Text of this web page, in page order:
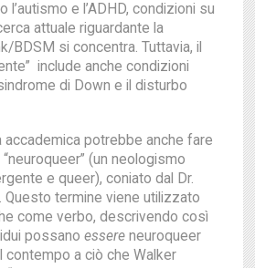
e l’ADHD, condizioni su
attuale riguardante la
BDSM si concentra. Tuttavia, il
include anche condizioni
di Down e il disturbo
accademica potrebbe anche fare
(un neologismo
e queer), coniato dal Dr.
Questo termine viene utilizzato
come verbo, descrivendo così
possanoessere neuroqueer
contempo a ciò che Walker